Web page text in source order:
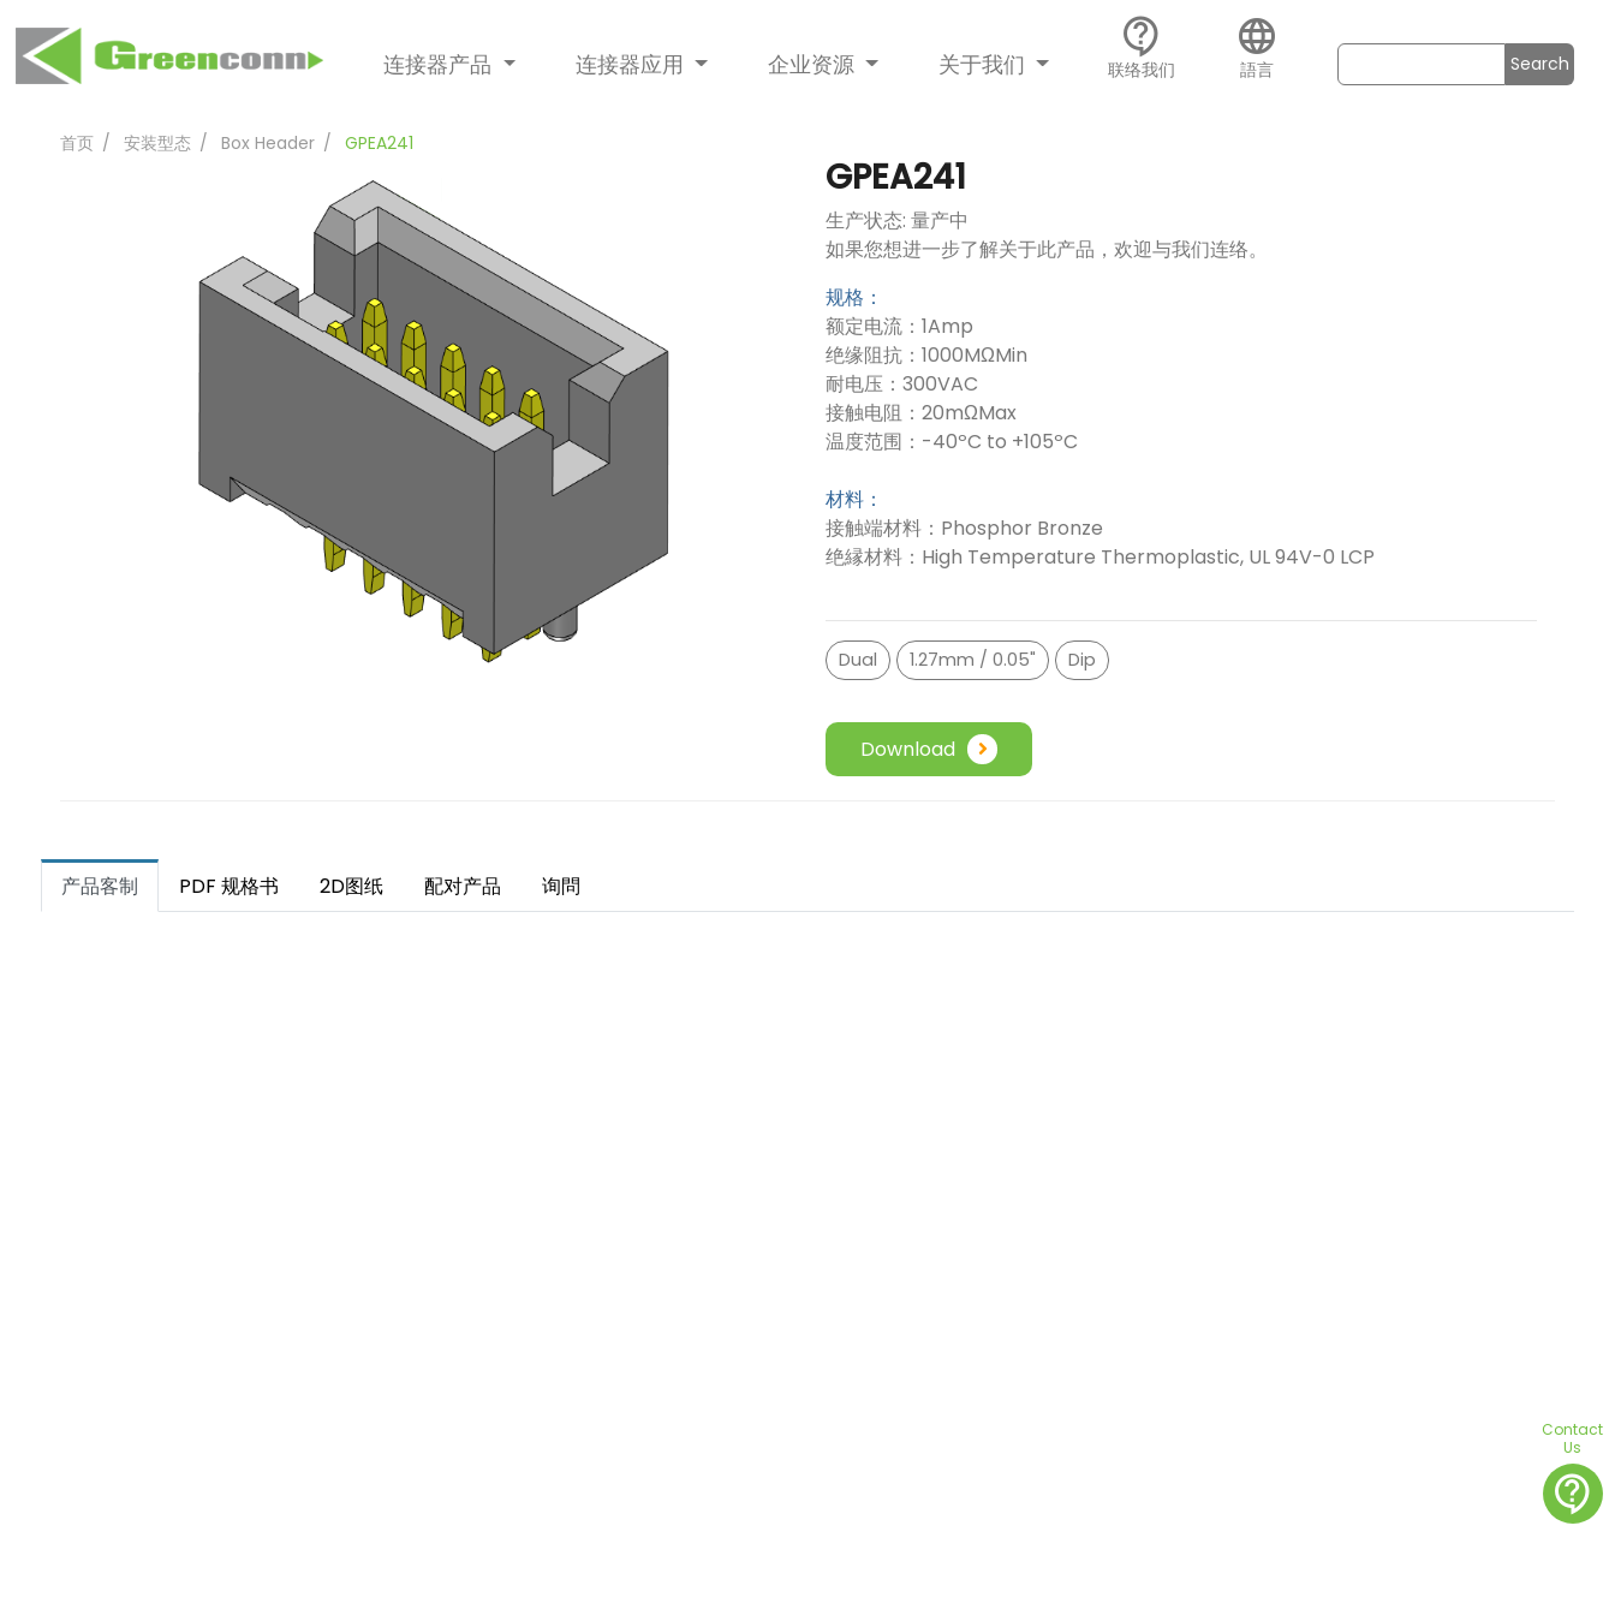
连接器产品 连接器应用 企业资源 关于我们
contact_support
联络我们
language
語言 Search
首页 安装型态 Box Header GPEA241
GPEA241
生产状态: 量产中
如果您想进一步了解关于此产品，欢迎与我们连络。
规格：
额定电流：1Amp
绝缘阻抗：1000MΩMin
耐电压：300VAC
接触电阻：20mΩMax
温度范围：-40ºC to +105ºC
材料：
接触端材料：Phosphor Bronze
绝縁材料：High Temperature Thermoplastic, UL 94V-0 LCP
Dual 1.27mm / 0.05" Dip
Download
产品客制 PDF 规格书 2D图纸 配对产品 询問
Contact
Us
contact_support